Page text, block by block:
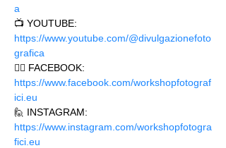
a
📺 YOUTUBE:
https://www.youtube.com/@divulgazionefoto
grafica
🙋‍♂️ FACEBOOK:
https://www.facebook.com/workshopfotograf
ici.eu
🙋 INSTAGRAM:
https://www.instagram.com/workshopfotogra
fici.eu